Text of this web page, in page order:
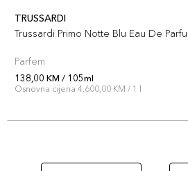
TRUSSARDI
Trussardi Primo Notte Blu Eau De
Parfem
138,00 KM / 105ml
Osnovna cijena 4.600,00 KM / 1 l